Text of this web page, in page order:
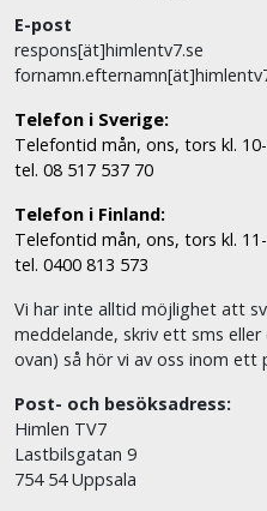
E-post
respons[ät]himlentv7.se
Telefon i Sverige:
Telefontid mån, ons, tors kl.
tel. 08 517 537 70
Telefon i Finland:
Telefontid mån, ons, tors kl.
tel. 0400 813 573
Vi har inte alltid möjlighet att
meddelande, skriv ett sms
ovan) så hör vi av oss inom ett
Post- och besöksadress:
Himlen TV7
Lastbilsgatan 9
754 54 Uppsala